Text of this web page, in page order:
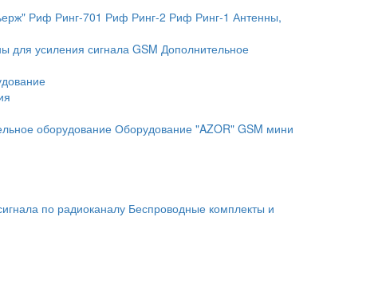
Риф Ринг-701 Риф Ринг-2 Риф Ринг-1 Антенны,
для усиления сигнала GSM Дополнительное
оборудование Оборудование "AZOR" GSM мини
по радиоканалу Беспроводные комплекты и